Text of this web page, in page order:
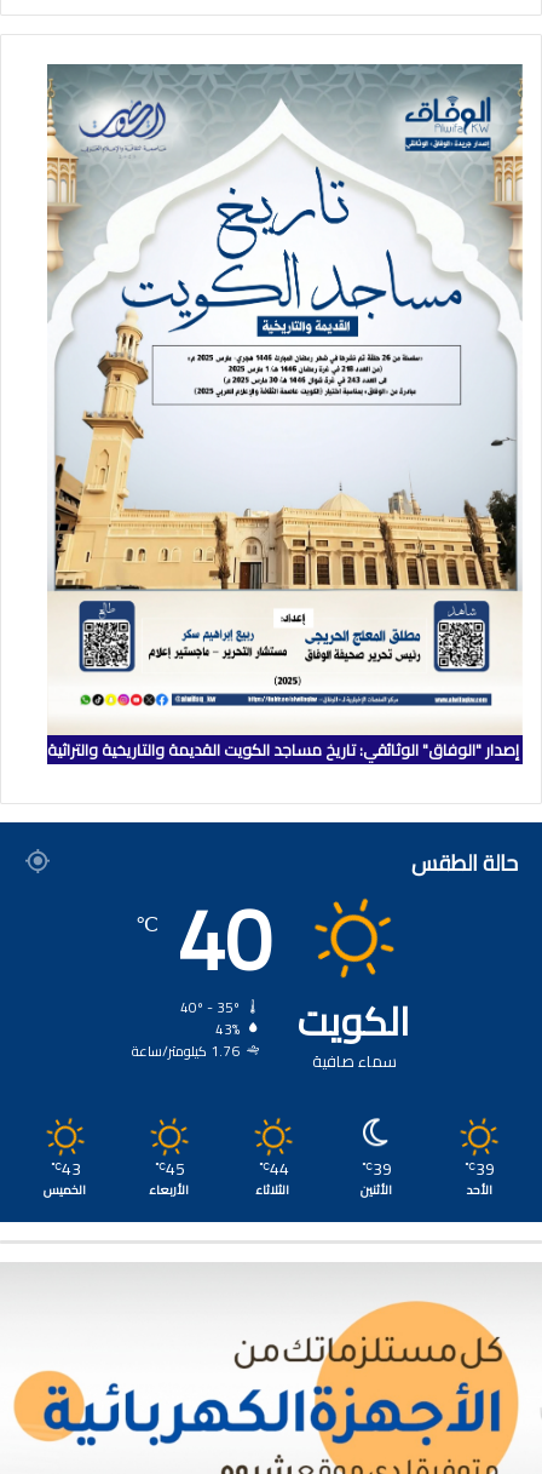
إصدار "الوفاق" الوثائقي: تاريخ مساجد الكويت القديمة والتاريخية والتراثية
حالة الطقس
الكويت
سماء صافية
40
℃
43%
1.76 كيلومتر/ساعة
39
℃
الأحد
39
℃
الأثنين
44
℃
الثلاثاء
45
℃
الأربعاء
43
℃
الخميس